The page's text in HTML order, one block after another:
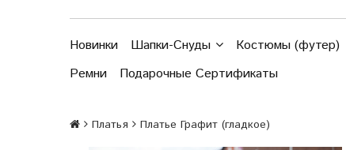
Новинки Шапки-Снуды Костюмы (футер)
Ремни
Подарочные Сертификаты
Платья Платье Графит (гладкое)